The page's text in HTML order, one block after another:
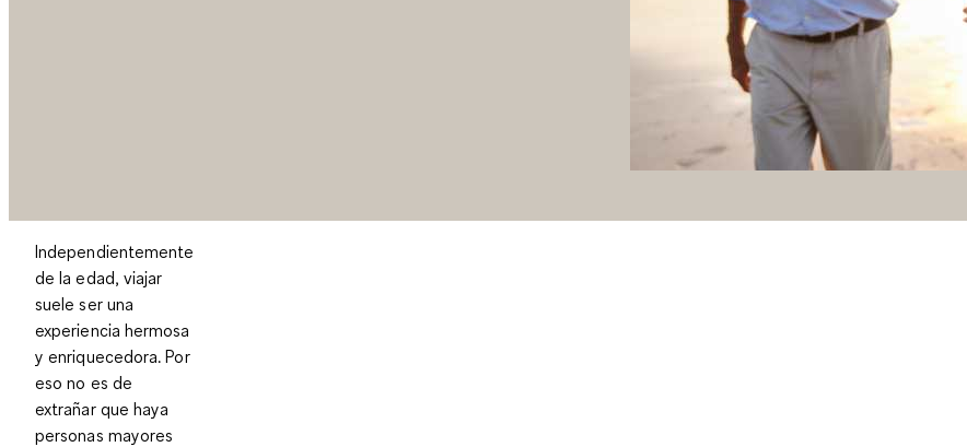
Independientemente
de la edad, viajar
suele ser una
experiencia hermosa
y enriquecedora. Por
eso no es de
extrañar que haya
personas mayores